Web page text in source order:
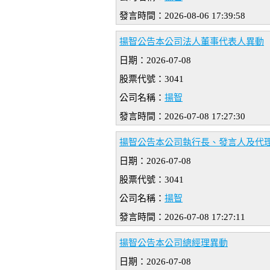
發言時間：2026-08-06 17:39:58
揚智公告本公司法人董事代表人異動
日期：2026-07-08
股票代號：3041
公司名稱： 揚智
發言時間：2026-07-08 17:27:30
揚智公告本公司執行長、發言人及代
日期：2026-07-08
股票代號：3041
公司名稱： 揚智
發言時間：2026-07-08 17:27:11
揚智公告本公司總經理異動
日期：2026-07-08